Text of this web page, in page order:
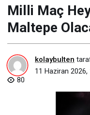
Milli Maç
Maltepe
kolaybulten
11 Haziran 2026,
80